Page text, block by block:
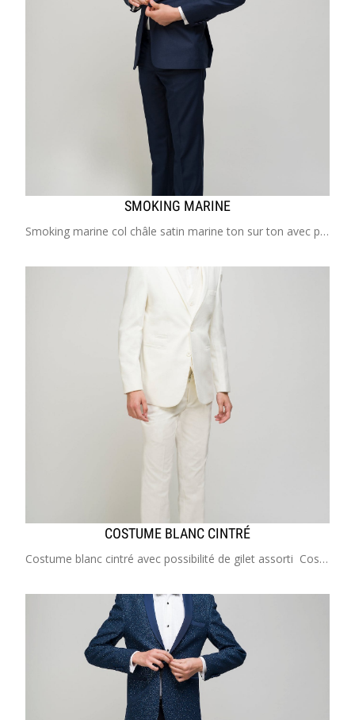
SMOKING MARINE
Smoking marine col châle satin marine ton sur ton avec possibilité de gilet assorti Costume enfant de 2 à 20 ans Idéal pour mariage, cérémonie, cortège, communion, garçon d'honneur
COSTUME BLANC CINTRÉ
Costume blanc cintré avec possibilité de gilet assorti Costume enfant de 2 à 20 ans Idéal pour mariage, cérémonie, cortège, communion, garçon d'honneur